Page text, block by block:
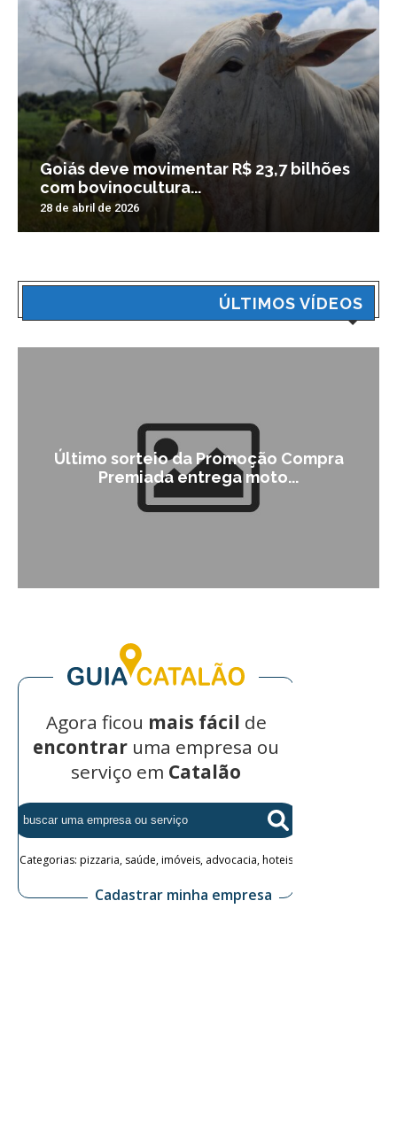
Goiás deve movimentar R$ 23,7 bilhões
com bovinocultura...
28 de abril de 2026
ÚLTIMOS VÍDEOS
Último sorteio da Promoção Compra
Premiada entrega moto...